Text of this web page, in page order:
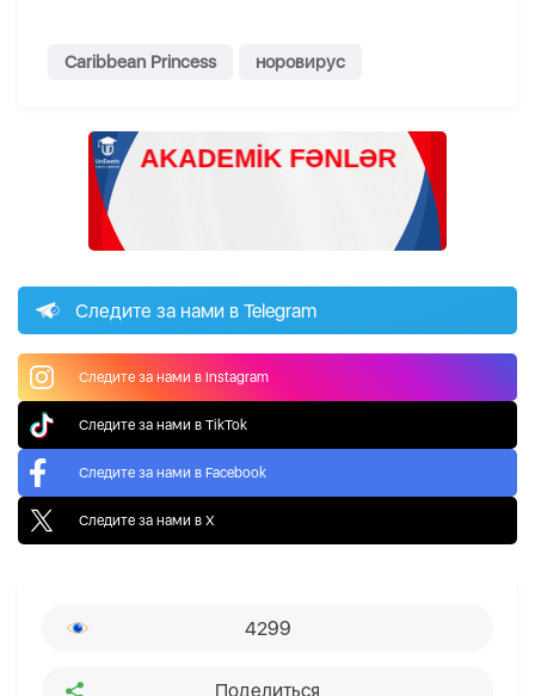
Caribbean Princess норовирус
Следите за нами в Telegram
Следите за нами в Instagram
Следите за нами в TikTok
Следите за нами в Facebook
Следите за нами в X
4299
Поделиться